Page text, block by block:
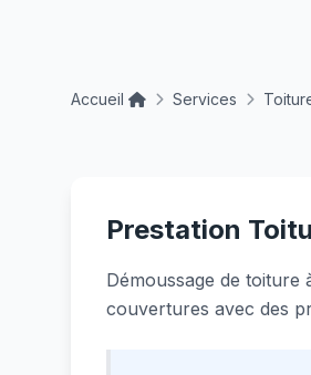
Accueil Services
Prestation
Démoussage de toiture
couvertures avec des